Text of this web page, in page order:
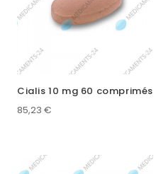
Cialis 10 mg 60 comprimés
85,23 €